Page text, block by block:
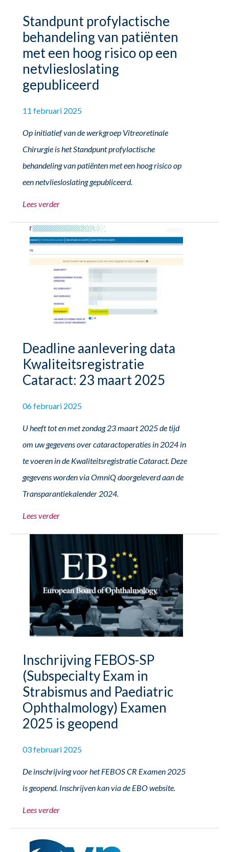
Standpunt profylactische
behandeling van patiënten
met een hoog risico op een
netvliesloslating
gepubliceerd
11 februari 2025
Op initiatief van de werkgroep Vitreoretinale
Chirurgie is het Standpunt profylactische
behandeling van patiënten met een hoog risico op
een netvliesloslating gepubliceerd.
Lees verder
Deadline aanlevering data
Kwaliteitsregistratie
Cataract: 23 maart 2025
06 februari 2025
U heeft tot en met zondag 23 maart 2025 de tijd
om uw gegevens over cataractoperaties in 2024 in
te voeren in de Kwaliteitsregistratie Cataract. Deze
gegevens worden via OmniQ doorgeleverd aan de
Transparantiekalender 2024.
Lees verder
Inschrijving FEBOS-SP
(Subspecialty Exam in
Strabismus and Paediatric
Ophthalmology) Examen
2025 is geopend
03 februari 2025
De inschrijving voor het FEBOS CR Examen 2025
is geopend. Inschrijven kan via de EBO website.
Lees verder